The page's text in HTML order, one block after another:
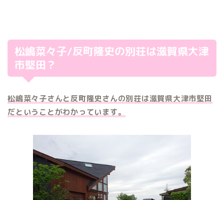
松嶋菜々子/反町隆史の別荘は滋賀県大津
市堅田？
松嶋菜々子さんと反町隆史さんの別荘は滋賀県大津市堅田
だということがわかっています。